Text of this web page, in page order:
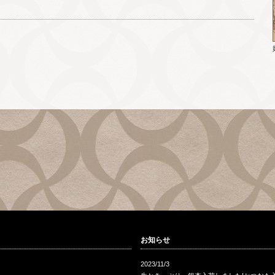
お知らせ
2023/11/3